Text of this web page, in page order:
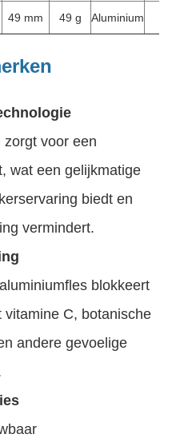
49 mm 49 g Aluminium
voor een
wat een gelijkmatige
biedt en
vermindert.
blokkeert
vitamine C, botanische
andere gevoelige